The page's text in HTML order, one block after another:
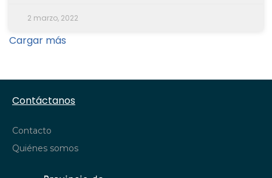
2 marzo, 2022
Cargar más
Contáctanos
Contacto
Quiénes somos